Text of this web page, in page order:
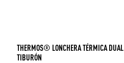
THERMOS® LONCHERA TÉRMICA DUAL
TIBURÓN